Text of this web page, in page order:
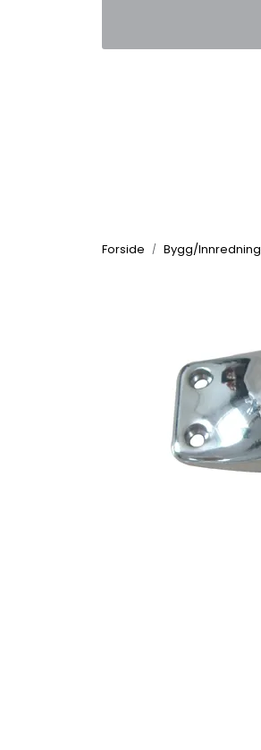
Forside Bygg/Innredning